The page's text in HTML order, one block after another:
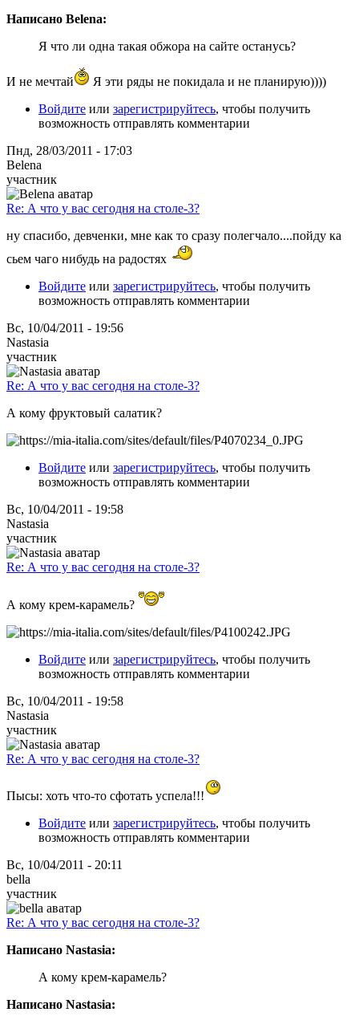
Написано Belena:
Я что ли одна такая обжора на сайте останусь?
И не мечтай
Я эти ряды не покидала и не планирую))))
Войдите или зарегистрируйтесь, чтобы получить
возможность отправлять комментарии
Пнд, 28/03/2011 - 17:03
Belena
участник
Re: А что у вас сегодня на столе-3?
ну спасибо, девченки, мне как то сразу полегчало....пойду ка
сьем чаго нибудь на радостях
Войдите или зарегистрируйтесь, чтобы получить
возможность отправлять комментарии
Вс, 10/04/2011 - 19:56
Nastasia
участник
Re: А что у вас сегодня на столе-3?
А кому фруктовый салатик?
Войдите или зарегистрируйтесь, чтобы получить
возможность отправлять комментарии
Вс, 10/04/2011 - 19:58
Nastasia
участник
Re: А что у вас сегодня на столе-3?
А кому крем-карамель?
Войдите или зарегистрируйтесь, чтобы получить
возможность отправлять комментарии
Вс, 10/04/2011 - 19:58
Nastasia
участник
Re: А что у вас сегодня на столе-3?
Пысы: хоть что-то сфотать успела!!!
Войдите или зарегистрируйтесь, чтобы получить
возможность отправлять комментарии
Вс, 10/04/2011 - 20:11
bella
участник
Re: А что у вас сегодня на столе-3?
Написано Nastasia:
А кому крем-карамель?
Написано Nastasia: